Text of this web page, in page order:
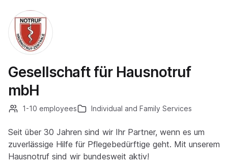
Gesellschaft für Hausnotruf
mbH
1-10 employees Individual and Family Services
Seit über 30 Jahren sind wir Ihr Partner, wenn es um
zuverlässige Hilfe für Pflegebedürftige geht. Mit unserem
Hausnotruf sind wir bundesweit aktiv!